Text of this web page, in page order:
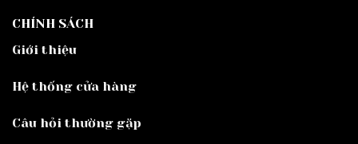
CHÍNH SÁCH
Giới thiệu
Hệ thống cửa hàng
Câu hỏi thường gặp